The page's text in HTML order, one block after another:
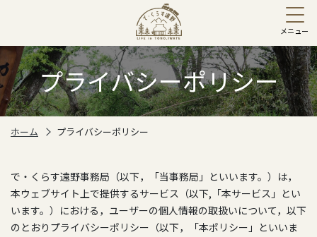
プライバシーポリシー
ホーム プライバシーポリシー
で・くらす遠野事務局（以下，「当事務局」といいます。）は，
本ウェブサイト上で提供するサービス（以下,「本サービス」とい
います。）における，ユーザーの個人情報の取扱いについて，以下
のとおりプライバシーポリシー（以下，「本ポリシー」といいま